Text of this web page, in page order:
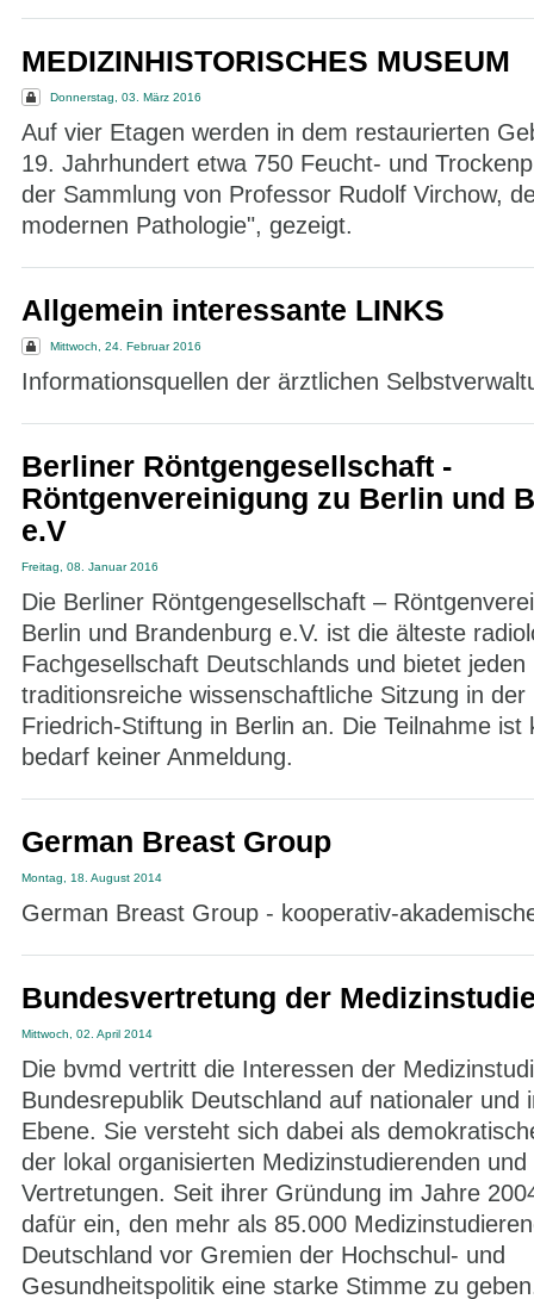
MEDIZINHISTORISCHES MUSEUM
Donnerstag, 03. März 2016
Auf vier Etagen werden in dem restaurierten
19. Jahrhundert etwa 750 Feucht- und
der Sammlung von Professor Rudolf Virchow,
modernen Pathologie", gezeigt.
Allgemein interessante LINKS
Mittwoch, 24. Februar 2016
Informationsquellen der ärztlichen
Berliner Röntgengesellschaft -
Röntgenvereinigung zu Berlin und
e.V
Freitag, 08. Januar 2016
Die Berliner Röntgengesellschaft –
Berlin und Brandenburg e.V. ist die älteste
Fachgesellschaft Deutschlands und bietet jeden
traditionsreiche wissenschaftliche Sitzung in der
Friedrich-Stiftung in Berlin an. Die Teilnahme ist
bedarf keiner Anmeldung.
German Breast Group
Montag, 18. August 2014
German Breast Group - kooperativ-
Bundesvertretung der
Mittwoch, 02. April 2014
Die bvmd vertritt die Interessen der
Bundesrepublik Deutschland auf nationaler und
Ebene. Sie versteht sich dabei als
der lokal organisierten Medizinstudierenden und
Vertretungen. Seit ihrer Gründung im Jahre
dafür ein, den mehr als 85.000
Deutschland vor Gremien der Hochschul- und
Gesundheitspolitik eine starke Stimme zu